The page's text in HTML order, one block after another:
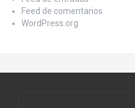
Feed de comentarios
WordPress.org